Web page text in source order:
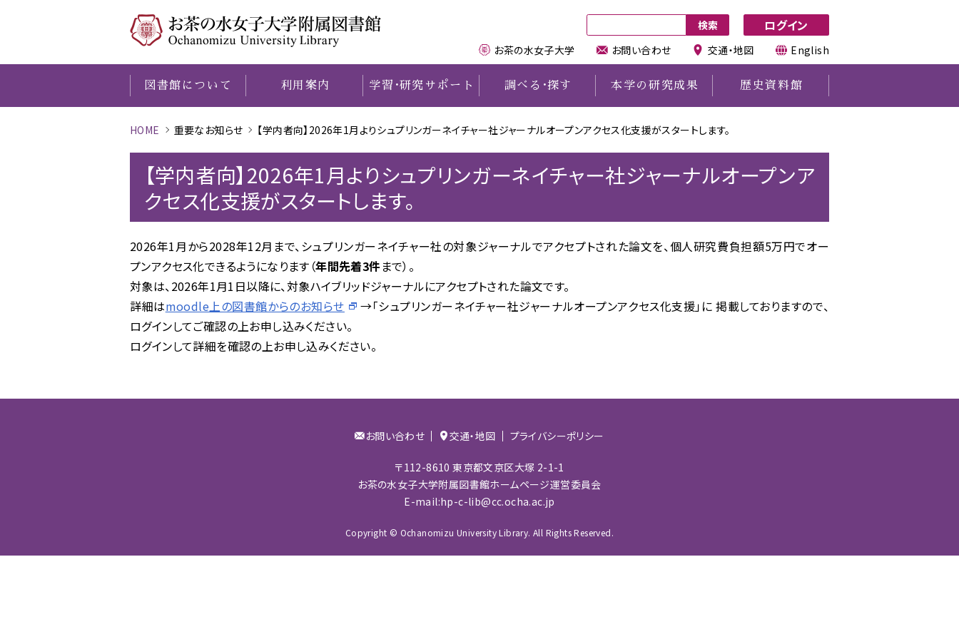
ログイン
図書館について
利用規程
キャラクター紹介
図書館&歴史資料館で
活動する学生
コンサート
企画展示
お茶の水古本募金
お問い合わせ
利用案内
利用案内
学生用図書購入リクエスト
学外からの資料の取り寄せ
施設利用について
イベント開催、撮影について
学内図書館・資料室一覧
NDL 図書館向け
デジタル化資料送信サービス
卒業生・修了生・元職員の方
文京区民の方
上記以外の方
図書館所蔵資料利用申請
図書の寄贈について
学習・研究サポート
講習会情報
LALAデスク
（学習支援サポーター）
研究サポート
調べる ・探す
Ochanomizu Search
DB・電子リソース一覧
電子ジャーナルリスト
電子版貴重資料
シラバス参考図書リスト
リベラル・アーツ図書リスト
研究分野別文献案内
本学の研究成果
本学の学術雑誌
E-bookサービス
本学の博士論文リスト
本学関係図書リスト
附属学校園
教材・論文データベース
歴史資料館
女性研究者名鑑
お茶大の歩み
デジタルアーカイブズ
お茶の水女子大学 お問い合わせ 交通・地図 English
HOME 重要なお知らせ 【学内者向】2026年1月よりシュプリンガーネイチャー社ジャーナルオープンアクセス化支援がスタートします。
【学内者向】2026年1月よりシュプリンガーネイチャー社ジャーナルオープンア
クセス化支援がスタートします。
2026年1月から2028年12月まで、シュプリンガーネイチャー社の対象ジャーナルでアクセプトされた論文を、個人研究費負担額5万円でオー
プンアクセス化できるようになります（年間先着3件まで）。
対象は、2026年1月1日以降に、対象ハイブリッドジャーナルにアクセプトされた論文です。
詳細はmoodle上の図書館からのお知らせ
→「シュプリンガーネイチャー社ジャーナルオープンアクセス化支援」に 掲載しておりますので、
ログインしてご確認の上お申し込みください。
ログインして詳細を確認の上お申し込みください。
お問い合わせ 交通・地図 プライバシーポリシー
〒112-8610 東京都文京区大塚 2-1-1
お茶の水女子大学附属図書館ホームページ運営委員会
E-mail:hp-c-lib@cc.ocha.ac.jp
Copyright © Ochanomizu University Library. All Rights Reserved.